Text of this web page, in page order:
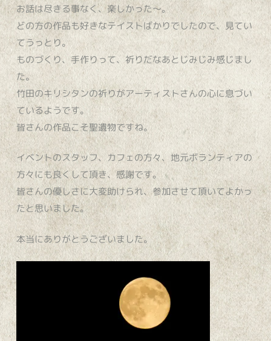
お話は尽きる事なく、楽しかった～。
どの方の作品も好きなテイストばかりでしたので、見てい
てうっとり。
ものづくり、手作りって、祈りだなあとじみじみ感じまし
た。
竹田のキリシタンの祈りがアーティストさんの心に息づい
ているようです。
皆さんの作品こそ聖遺物ですね。
イベントのスタッフ、カフェの方々、地元ボランティアの
方々にも良くして頂き、感謝です。
皆さんの優しさに大変助けられ、参加させて頂いてよかっ
たと思いました。
本当にありがとうございました。